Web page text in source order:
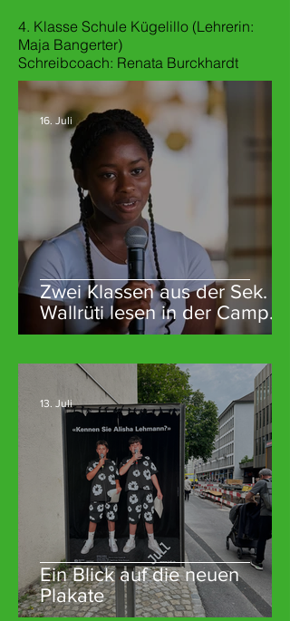
4. Klasse Schule Kügelillo (Lehrerin:
Maja Bangerter)
Schreibcoach: Renata Burckhardt
Zwei Klassen aus der Sek.
Wallrüti lesen in der Campo
Cantina
16. Juli
Ein Blick auf die neuen
Plakate
13. Juli